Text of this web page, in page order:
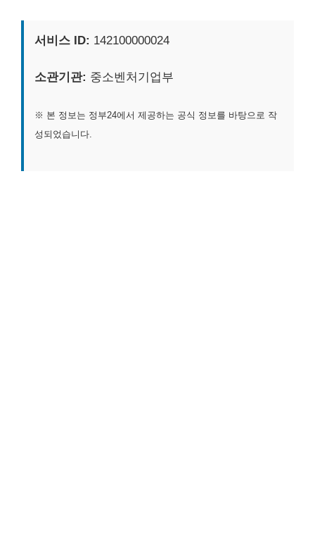
서비스 ID: 142100000024
소관기관: 중소벤처기업부
※ 본 정보는 정부24에서 제공하는 공식 정보를 바탕으로 작
성되었습니다.